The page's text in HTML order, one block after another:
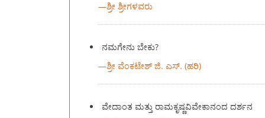
—ಶ್ರೀ ಶ್ರೀಗಳವರು
ನಮಗೇನು ಬೇಕು?
—ಶ್ರೀ ವೆಂಕಟೇಶ್ ಜಿ. ಎಸ್. (ಹರಿ)
ವೇದಾಂತ ಮತ್ತು ರಾಮಕೃಷ್ಣವಿವೇಕಾನಂದ ದರ್ಶನ